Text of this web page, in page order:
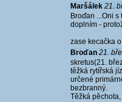
Maršálek 21.
Broďan ...Oni
doplním -
zase kecačka
Broďan 21.
skretus(21.
těžká rytířská
určené
bezbranný.
Těžká